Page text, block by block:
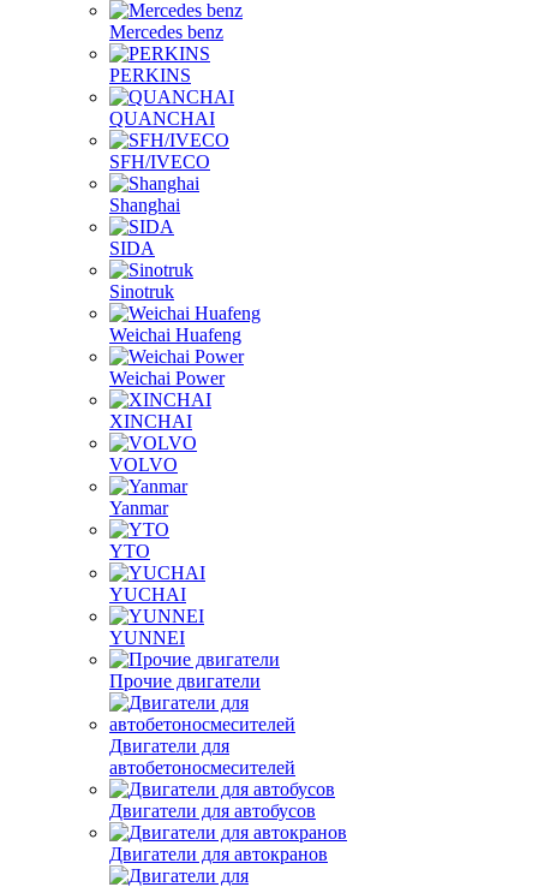
Mercedes benz
PERKINS
QUANCHAI
SFH/IVECO
Shanghai
SIDA
Sinotruk
Weichai Huafeng
Weichai Power
XINCHAI
VOLVO
Yanmar
YTO
YUCHAI
YUNNEI
Прочие двигатели
Двигатели для
автобетоносмесителей
Двигатели для автобусов
Двигатели для автокранов